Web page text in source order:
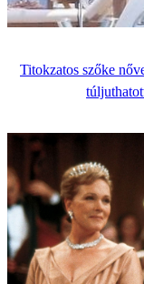
Titokzatos szőke